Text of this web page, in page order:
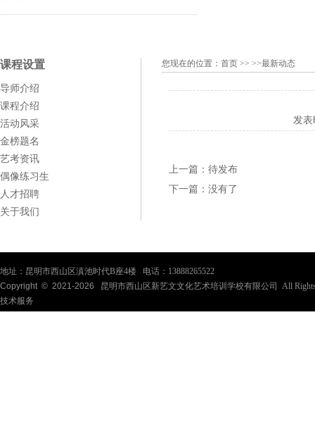
课程设置
导师介绍
课程介绍
活动风采
金榜题名
艺考资讯
偶像练习生
人才招聘
关于我们
您现在的位置： 首页 >> >>最新动态
发表
上一篇： 待发布
下一篇： 没有了
地址：昆明市西山区滇池时代B座4楼 电话：13888265522
Copyright © 2021-2026
昆明市西山区新艺文文化艺术培训学校有限公司 All
技术服务